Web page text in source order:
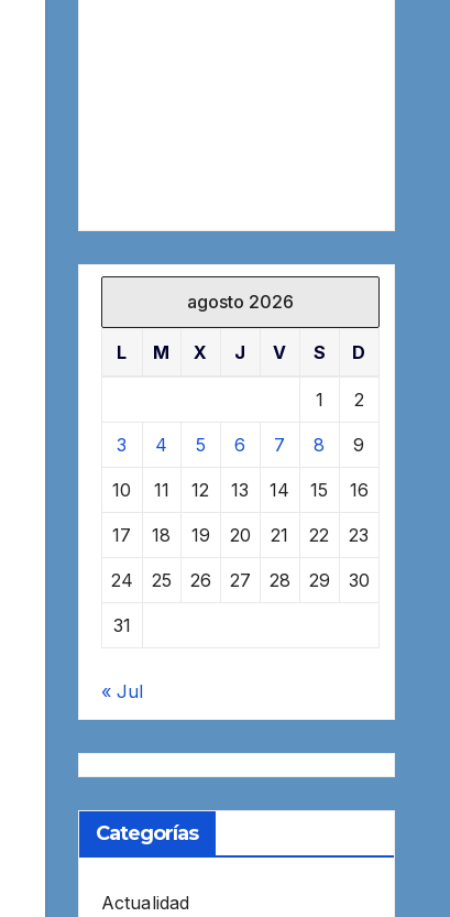
agosto 2026
L M X J V S D
1 2
3 4 5 6 7 8 9
10 11 12 13 14 15 16
17 18 19 20 21 22 23
24 25 26 27 28 29 30
31
« Jul
Categorías
Actualidad